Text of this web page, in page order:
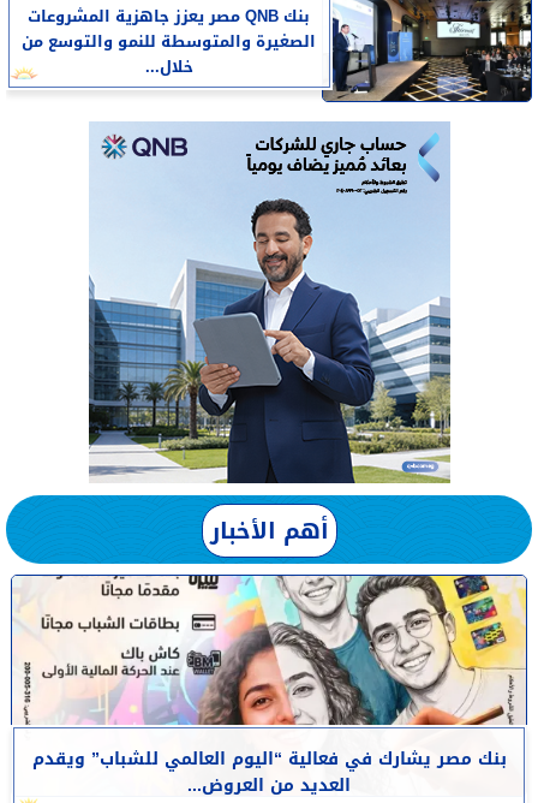
بنك QNB مصر يعزز جاهزية المشروعات
الصغيرة والمتوسطة للنمو والتوسع من
خلال...
أهم الأخبار
بنك مصر يشارك في فعالية “اليوم العالمي للشباب” ويقدم
العديد من العروض...